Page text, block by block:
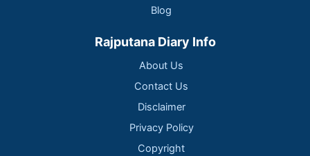
Blog
Rajputana Diary Info
About Us
Contact Us
Disclaimer
Privacy Policy
Copyright